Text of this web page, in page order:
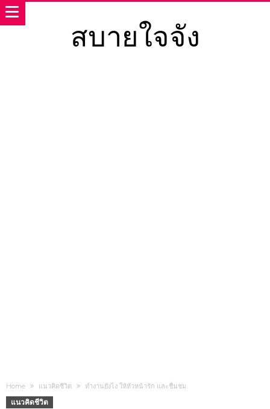
สบายใจจัง
Home แนวคิดชีวิต ทำงานยังไง ให้หัวหน้ารัก และชื่นชม
แนวคิดชีวิต